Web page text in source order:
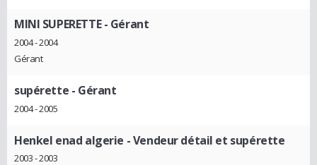
MINI SUPERETTE- Gérant
2004 - 2004
Gérant
supérette - Gérant
2004 - 2005
Henkel enad algerie - Vendeur détail et supérette
2003 - 2003